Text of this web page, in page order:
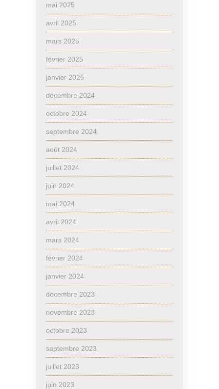
mai 2025
avril 2025
mars 2025
février 2025
janvier 2025
décembre 2024
octobre 2024
septembre 2024
août 2024
juillet 2024
juin 2024
mai 2024
avril 2024
mars 2024
février 2024
janvier 2024
décembre 2023
novembre 2023
octobre 2023
septembre 2023
juillet 2023
juin 2023